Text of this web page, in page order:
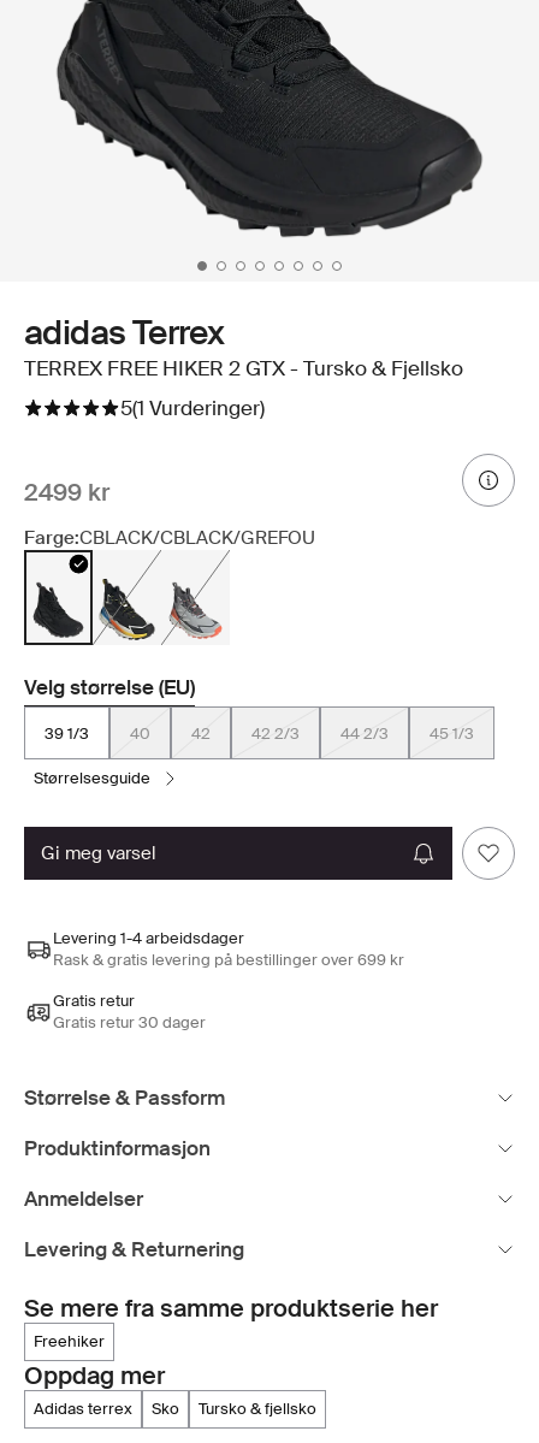
adidas Terrex
TERREX FREE HIKER 2 GTX - Tursko & Fjellsko
5(1 Vurderinger)
2499 kr
Farge:CBLACK/CBLACK/GREFOU
Velg størrelse (EU)
39 1/3 40 42 42 2/3 44 2/3 45 1/3
størrelsesguide
gi meg varsel
Levering 1-4 arbeidsdager
Rask & gratis levering på bestillinger over 699 kr
Gratis retur
Gratis retur 30 dager
Størrelse & Passform
Produktinformasjon
Anmeldelser
Levering & Returnering
Se mere fra samme produktserie her
freehiker
Oppdag mer
adidas terrex sko tursko & fjellsko